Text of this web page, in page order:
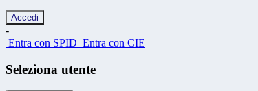
-
Entra con SPID Entra con CIE
Seleziona utente